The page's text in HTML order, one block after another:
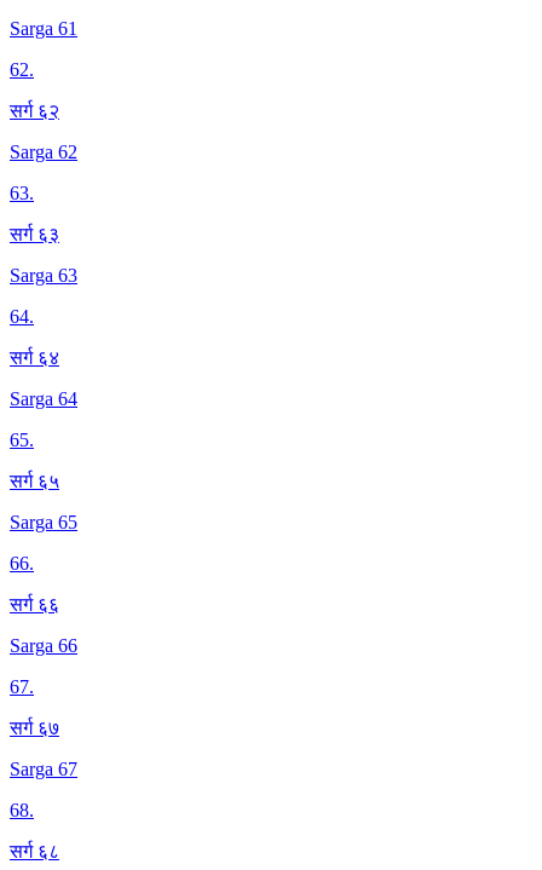
Sarga 61
62.
सर्ग ६२
Sarga 62
63.
सर्ग ६३
Sarga 63
64.
सर्ग ६४
Sarga 64
65.
सर्ग ६५
Sarga 65
66.
सर्ग ६६
Sarga 66
67.
सर्ग ६७
Sarga 67
68.
सर्ग ६८